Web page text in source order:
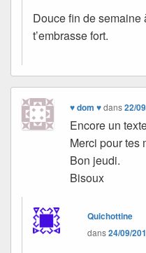
Douce fin de semaine
t’embrasse fort.
♥ dom ♥dans22/
Encore un
Merci pour tes
Bon jeudi.
Bisoux
Quichottine
dans24/09/